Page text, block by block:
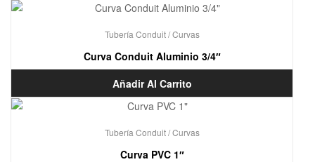
Tubería Conduit / Curvas
Curva Conduit Aluminio 3/4″
Añadir Al Carrito
Tubería Conduit / Curvas
Curva PVC 1″